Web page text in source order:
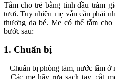
Tắm cho trẻ bằng tinh dầu tràm
tươi. Tuy nhiên mẹ vẫn cần phải
thương da bé. Mẹ có thể tắm cho
bước sau:
1. Chuẩn bị
– Chuẩn bị phòng tắm, nước tắm ở
– Các mẹ hãy rửa sạch tay, cắt